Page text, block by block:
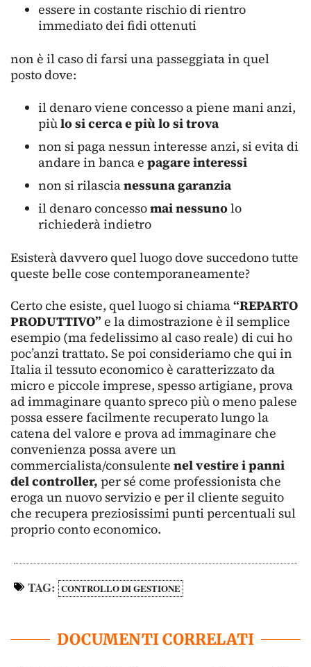
essere in costante rischio di rientro
immediato dei fidi ottenuti
non è il caso di farsi una passeggiata in quel
posto dove:
il denaro viene concesso a piene mani anzi,
piùlo si cerca e più lo si trova
non si paga nessun interesse anzi, si evita di
andare in banca e pagare interessi
non si rilascianessuna garanzia
il denaro concessomai nessunolo
richiederà indietro
Esisterà davvero quel luogo dove succedono tutte
queste belle cose contemporaneamente?
Certo che esiste, quel luogo si chiama“REPARTO
PRODUTTIVO” e la dimostrazione è il semplice
esempio (ma fedelissimo al caso reale) di cui ho
poc’anzi trattato. Se poi consideriamo che qui in
Italia il tessuto economico è caratterizzato da
micro e piccole imprese, spesso artigiane, prova
ad immaginare quanto spreco più o meno palese
possa essere facilmente recuperato lungo la
catena del valore e prova ad immaginare che
convenienza possa avere un
commercialista/consulente nel vestire i panni
del controller, per sé come professionista che
eroga un nuovo servizio e per il cliente seguito
che recupera preziosissimi punti percentuali sul
proprio conto economico.
TAG: CONTROLLO DI GESTIONE
DOCUMENTI CORRELATI